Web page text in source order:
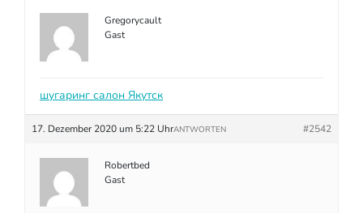
Gregorycault
Gast
шугаринг салон Якутск
17. Dezember 2020 um 5:22 Uhr #2542
ANTWORTEN
Robertbed
Gast